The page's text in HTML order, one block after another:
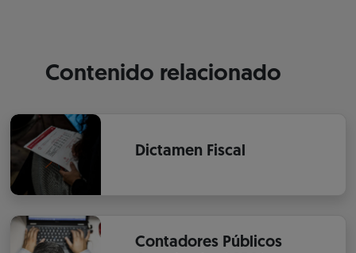
Contenido relacionado
Dictamen Fiscal
Contadores Públicos